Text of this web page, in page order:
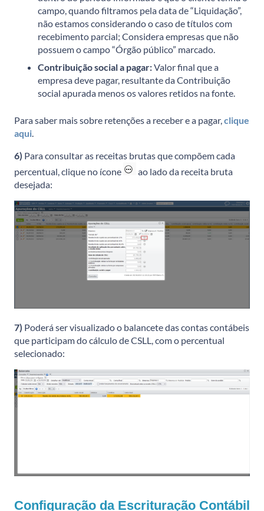
campo, quando filtramos pela data de “Liquidação”,
não estamos considerando o caso de títulos com
recebimento parcial; Considera empresas que não
possuem o campo “Órgão público” marcado.
Contribuição social a pagar:Valor final que a
empresa deve pagar, resultante da Contribuição
social apurada menos os valores retidos na fonte.
Para saber mais sobre retenções a receber e a pagar,clique
aqui.
6) Para consultar as receitas brutas que compõem cada
percentual, clique no ícone
ao lado da receita bruta
desejada:
7) Poderá ser visualizado o balancete das contas contábeis
que participam do cálculo de CSLL, com o percentual
selecionado:
Configuração da Escrituração Contábil